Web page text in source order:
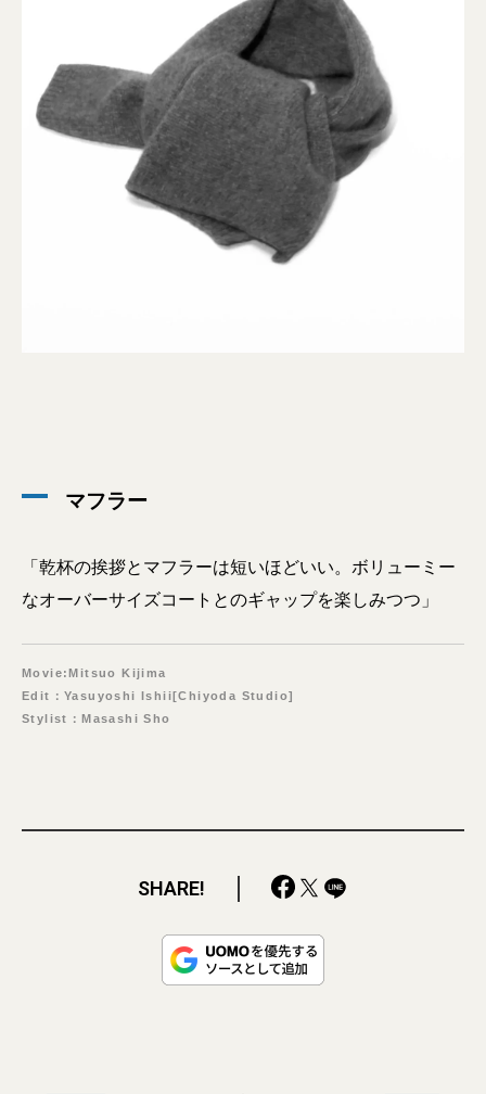
マフラー
「乾杯の挨拶とマフラーは短いほどいい。ボリューミー
なオーバーサイズコートとのギャップを楽しみつつ」
Movie:Mitsuo Kijima
Edit：Yasuyoshi Ishii[Chiyoda Studio]
Stylist：Masashi Sho
SHARE!